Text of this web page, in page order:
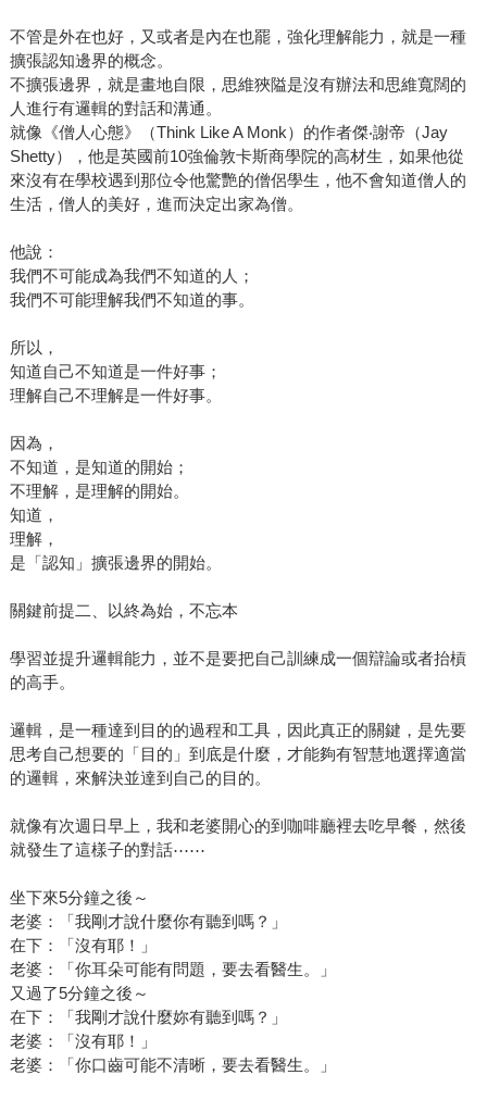
不管是外在也好，又或者是內在也罷，強化理解能力，就是一種
擴張認知邊界的概念。
不擴張邊界，就是畫地自限，思維狹隘是沒有辦法和思維寬闊的
人進行有邏輯的對話和溝通。
就像《僧人心態》（Think Like A Monk）的作者傑‧謝帝（Jay
Shetty），他是英國前10強倫敦卡斯商學院的高材生，如果他從
來沒有在學校遇到那位令他驚艷的僧侶學生，他不會知道僧人的
生活，僧人的美好，進而決定出家為僧。
他說：
我們不可能成為我們不知道的人；
我們不可能理解我們不知道的事。
所以，
知道自己不知道是一件好事；
理解自己不理解是一件好事。
因為，
不知道，是知道的開始；
不理解，是理解的開始。
知道，
理解，
是「認知」擴張邊界的開始。
關鍵前提二、以終為始，不忘本
學習並提升邏輯能力，並不是要把自己訓練成一個辯論或者抬槓
的高手。
邏輯，是一種達到目的的過程和工具，因此真正的關鍵，是先要
思考自己想要的「目的」到底是什麼，才能夠有智慧地選擇適當
的邏輯，來解決並達到自己的目的。
就像有次週日早上，我和老婆開心的到咖啡廳裡去吃早餐，然後
就發生了這樣子的對話⋯⋯
坐下來5分鐘之後～
老婆：「我剛才說什麼你有聽到嗎？」
在下：「沒有耶！」
老婆：「你耳朵可能有問題，要去看醫生。」
又過了5分鐘之後～
在下：「我剛才說什麼妳有聽到嗎？」
老婆：「沒有耶！」
老婆：「你口齒可能不清晰，要去看醫生。」